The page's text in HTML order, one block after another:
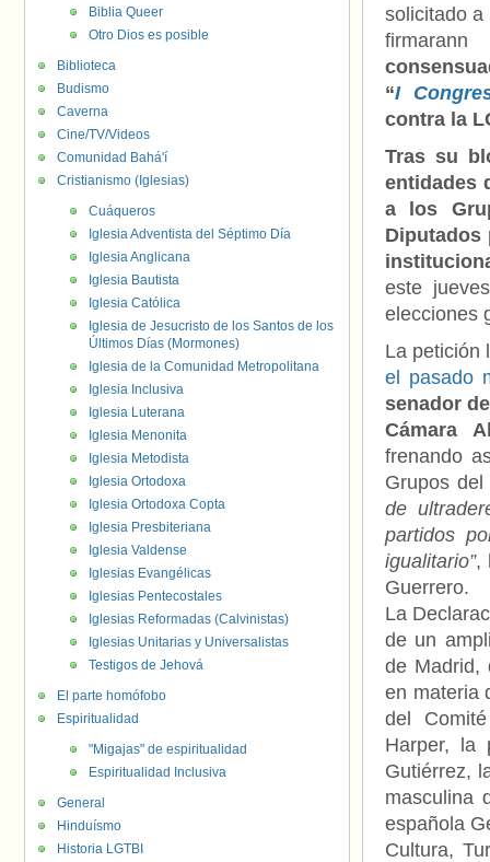
solicitado a
“I
contra la
Tras su
entidades
a los
Diputados
este
elecciones
La petición
el pasado
senador
Cámara
frenando
Grupos del
de
partidos
igualitario”,
Guerrero.
La
de un
de Madrid,
en materia
del
Harper, la
Gutiérrez,
masculina
española
Cultura,
Biblia Queer
Otro Dios es posible
Biblioteca
Budismo
Caverna
Cine/TV/Videos
Comunidad Bahá'í
Cristianismo (Iglesias)
Cuáqueros
Iglesia Adventista del Séptimo Día
Iglesia Anglicana
Iglesia Bautista
Iglesia Católica
Iglesia de Jesucristo de los Santos de los
Últimos Días (Mormones)
Iglesia de la Comunidad Metropolitana
Iglesia Inclusiva
Iglesia Luterana
Iglesia Menonita
Iglesia Metodista
Iglesia Ortodoxa
Iglesia Ortodoxa Copta
Iglesia Presbiteriana
Iglesia Valdense
Iglesias Evangélicas
Iglesias Pentecostales
Iglesias Reformadas (Calvinistas)
Iglesias Unitarias y Universalistas
Testigos de Jehová
El parte homófobo
Espiritualidad
"Migajas" de espiritualidad
Espiritualidad Inclusiva
General
Hinduísmo
Historia LGTBI